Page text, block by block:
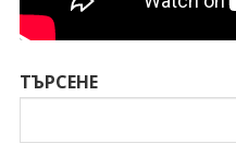
ТЪРСЕНЕ